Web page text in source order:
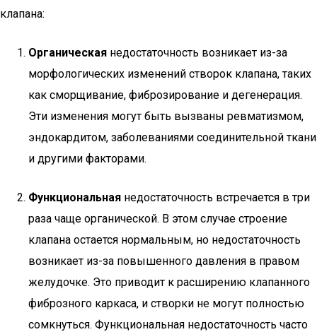
клапана:
Органическая недостаточность возникает из-за
морфологических изменений створок клапана, таких
как сморщивание, фиброзирование и дегенерация.
Эти изменения могут быть вызваны ревматизмом,
эндокардитом, заболеваниями соединительной ткани
и другими факторами.
Функциональная недостаточность встречается в три
раза чаще органической. В этом случае строение
клапана остается нормальным, но недостаточность
возникает из-за повышенного давления в правом
желудочке. Это приводит к расширению клапанного
фиброзного каркаса, и створки не могут полностью
сомкнуться. Функциональная недостаточность часто